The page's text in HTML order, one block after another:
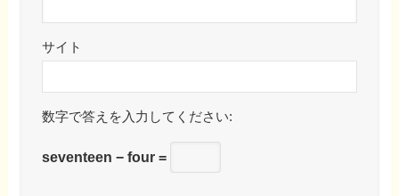
サイト
数字で答えを入力してください:
seventeen − four =